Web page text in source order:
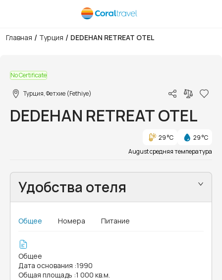
Главная / Турция / DEDEHAN RETREAT OTEL
No Certificate
Турция, Фетхие (Fethiye)
DEDEHAN RETREAT OTEL
29 °C
29 °C
August средняя температура
Удобства отеля
Общее Номера Питание
Общее
Дата основания :1990
Общая площадь :1 000 кв.м.